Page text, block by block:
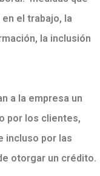
el trabajo, la
la inclusión
a la empresa un
por los clientes,
incluso por las
otorgar un crédito.